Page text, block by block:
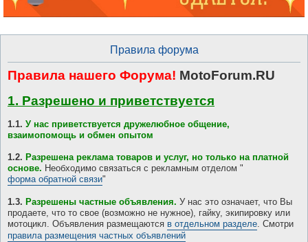
Правила форума
Правила нашего Форума! MotoForum.RU
1. Разрешено и приветствуется
1.1. У нас приветствуется дружелюбное общение,
взаимопомощь и обмен опытом
1.2. Разрешена реклама товаров и услуг, но только на платной
основе. Необходимо связаться с рекламным отделом "
форма обратной связи"
1.3. Разрешены частные объявления. У нас это означает, что Вы
продаете, что то свое (возможно не нужное), гайку, экипировку или
мотоцикл. Объявления размещаются в отдельном разделе. Смотри
правила размещения частных объявлений